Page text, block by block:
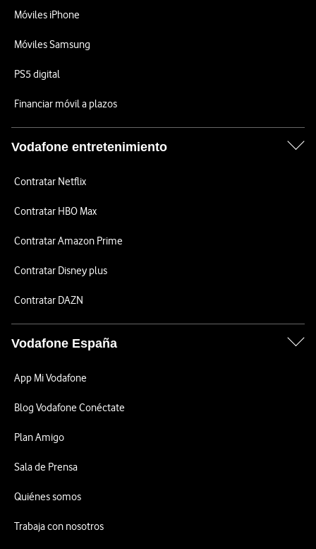
Móviles iPhone
Móviles Samsung
PS5 digital
Financiar móvil a plazos
Vodafone entretenimiento
Contratar Netflix
Contratar HBO Max
Contratar Amazon Prime
Contratar Disney plus
Contratar DAZN
Vodafone España
App Mi Vodafone
Blog Vodafone Conéctate
Plan Amigo
Sala de Prensa
Quiénes somos
Trabaja con nosotros